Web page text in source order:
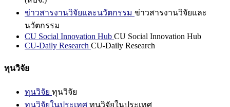
ข่าวสารงานวิจัยและนวัตกรรม ข่าวสารงานวิจัยและ
นวัตกรรม
CU Social Innovation Hub CU Social Innovation Hub
CU-Daily Research CU-Daily Research
ทุนวิจัย
ทุนวิจัย ทุนวิจัย
ทุนวิจัยในประเทศ ทุนวิจัยในประเทศ